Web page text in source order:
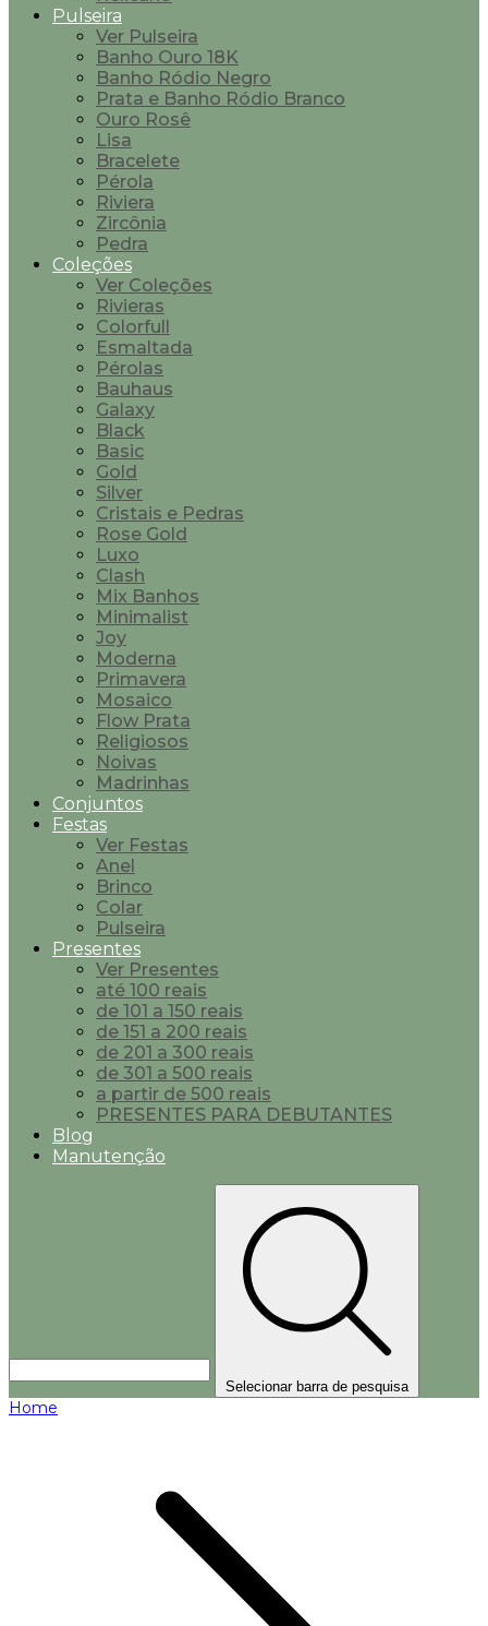
Pulseira
Ver Pulseira
Banho Ouro 18K
Banho Ródio Negro
Prata e Banho Ródio Branco
Ouro Rosê
Lisa
Bracelete
Pérola
Riviera
Zircônia
Pedra
Coleções
Ver Coleções
Rivieras
Colorfull
Esmaltada
Pérolas
Bauhaus
Galaxy
Black
Basic
Gold
Silver
Cristais e Pedras
Rose Gold
Luxo
Clash
Mix Banhos
Minimalist
Joy
Moderna
Primavera
Mosaico
Flow Prata
Religiosos
Noivas
Madrinhas
Conjuntos
Festas
Ver Festas
Anel
Brinco
Colar
Pulseira
Presentes
Ver Presentes
até 100 reais
de 101 a 150 reais
de 151 a 200 reais
de 201 a 300 reais
de 301 a 500 reais
a partir de 500 reais
PRESENTES PARA DEBUTANTES
Blog
Manutenção
Selecionar barra de pesquisa
Home